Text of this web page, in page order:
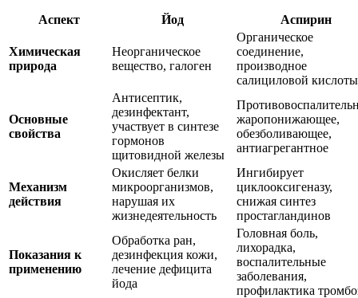
Аспект Йод Аспирин
Химическая
природа
Неорганическое
вещество, галоген
Органическое
соединение,
производное
салициловой кислоты
Основные
свойства
Антисептик,
дезинфектант,
участвует в синтезе
гормонов
щитовидной железы
жаропонижающее,
обезболивающее,
антиагрегантное
Механизм
действия
Окисляет белки
микроорганизмов,
нарушая их
жизнедеятельность
Ингибирует
циклооксигеназу,
снижая синтез
простагландинов
Показания к
применению
Обработка ран,
дезинфекция кожи,
лечение дефицита
йода
Головная боль,
лихорадка,
воспалительные
заболевания,
профилактика